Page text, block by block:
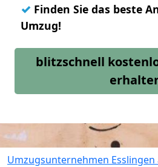
✓ Finden Sie das beste
Umzug!
blitzschnell
Umzugsunternehmen Esslingen